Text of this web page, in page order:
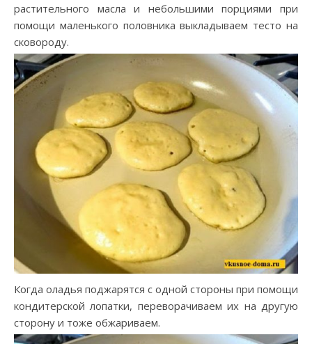
растительного масла и небольшими порциями при
помощи маленького половника выкладываем тесто на
сковороду.
Когда оладья поджарятся с одной стороны при помощи
кондитерской лопатки, переворачиваем их на другую
сторону и тоже обжариваем.